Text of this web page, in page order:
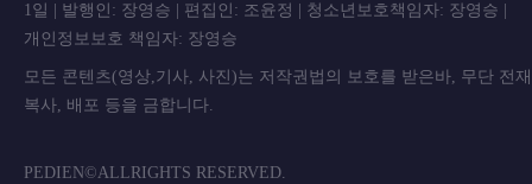
1일 | 발행인: 장영승 | 편집인: 조윤정 | 청소년보호책임자: 장영승 |
개인정보보호 책임자: 장영승
모든 콘텐츠(영상,기사, 사진)는 저작권법의 보호를 받은바, 무단 전
복사, 배포 등을 금합니
PEDIEN©ALLRIGHTS RESERVED.